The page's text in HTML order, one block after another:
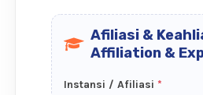
Afiliasi &
Affiliation &
Instansi / Afiliasi *